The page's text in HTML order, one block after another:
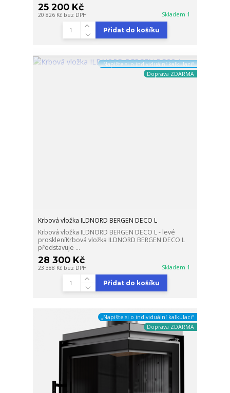
25 200 Kč
20 826 Kč bez DPH Skladem 1
Přidat do košíku
„Napište si o individuální kalkulaci“
Doprava ZDARMA
Krbová vložka ILDNORD BERGEN DECO L
Krbová vložka ILDNORD BERGEN DECO L - levé
proskleníKrbová vložka ILDNORD BERGEN DECO L
představuje ...
28 300 Kč
23 388 Kč bez DPH Skladem 1
Přidat do košíku
„Napište si o individuální kalkulaci“
Doprava ZDARMA